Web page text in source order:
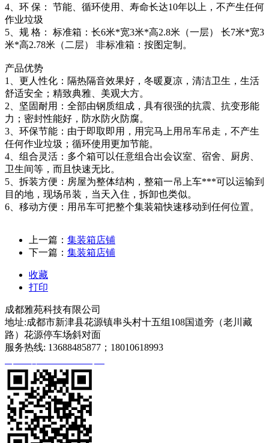
4、环 保： 节能、循环使用、寿命长达10年以上，不产生任何
作业垃圾
5、规 格： 标准箱：长6米*宽3米*高2.8米（一层） 长7米*宽3
米*高2.78米（二层） 非标准箱：按图定制。
产品优势
1、更人性化：隔热隔音效果好，冬暖夏凉，清洁卫生，生活
舒适安全；精致典雅、美观大方。
2、坚固耐用：全部由钢质组成，具有很强的抗震、抗变形能
力；密封性能好，防水防火防腐。
3、环保节能：由于即取即用，用完马上用吊车吊走，不产生
任何作业垃圾；循环使用更加节能。
4、组合灵活：多个箱可以任意组合出会议室、宿舍、厨房、
卫生间等，而且快速无比。
5、拆装方便：房屋为整体结构，整箱一吊上车***可以运输到
目的地，现场吊装，当天入住，拆卸也类似。
6、移动方便：用吊车可把整个集装箱快速移动到任何位置。
上一篇： 集装箱店铺
下一篇： 集装箱店铺
收藏
打印
成都雅苑科技有限公司
地址:成都市新津县花源镇串头村十五组108国道旁（老川藏
路）花源停车场斜对面
服务热线: 13688485877；18010618993